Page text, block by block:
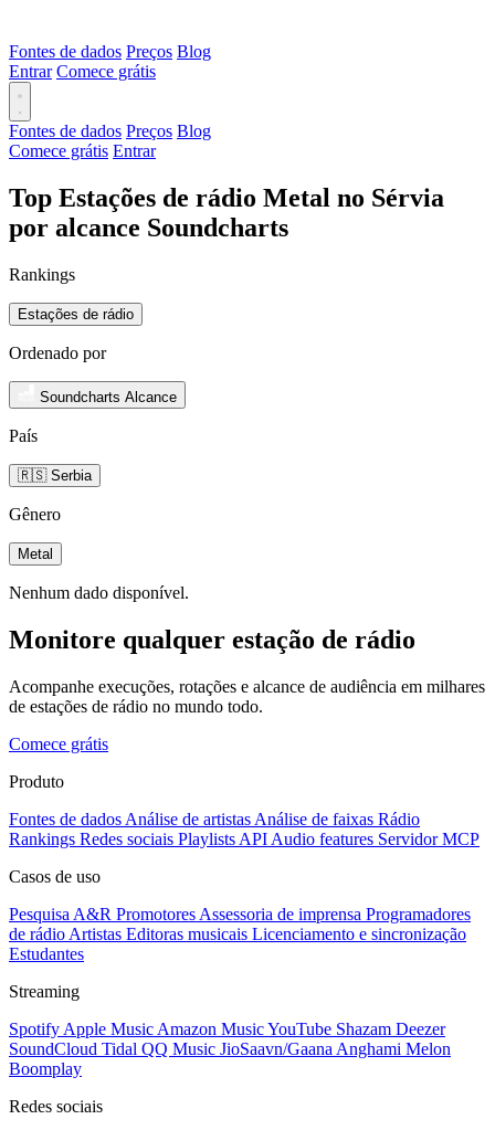
Fontes de dados Preços Blog
Entrar Comece grátis
Fontes de dados Preços Blog
Comece grátis Entrar
Top Estações de rádio Metal no Sérvia
por alcance Soundcharts
Rankings
Estações de rádio
Ordenado por
Soundcharts Alcance
País
🇷🇸 Serbia
Gênero
Metal
Nenhum dado disponível.
Monitore qualquer estação de rádio
Acompanhe execuções, rotações e alcance de audiência em milhares
de estações de rádio no mundo todo.
Comece grátis
Produto
Fontes de dados Análise de artistas Análise de faixas Rádio
Rankings Redes sociais Playlists API Audio features Servidor MCP
Casos de uso
Pesquisa A&R Promotores Assessoria de imprensa Programadores
de rádio Artistas Editoras musicais Licenciamento e sincronização
Estudantes
Streaming
Spotify Apple Music Amazon MusicYouTube Shazam Deezer
SoundCloud Tidal QQ Music JioSaavn/Gaana Anghami Melon
Boomplay
Redes sociais